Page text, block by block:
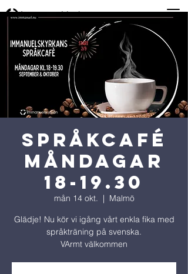
Språkcafé
måndagar
18-19.30
mån 14 okt.
  |
Malmö
Glädje! Nu kör vi igång vårt enkla fika med
språkträning på svenska.
VArmt välkommen